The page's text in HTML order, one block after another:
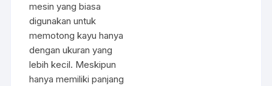
mesin yang biasa
digunakan untuk
memotong kayu hanya
dengan ukuran yang
lebih kecil. Meskipun
hanya memiliki panjang